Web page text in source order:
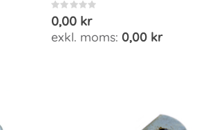
Rating:
0%
0,00 kr
0,00 kr